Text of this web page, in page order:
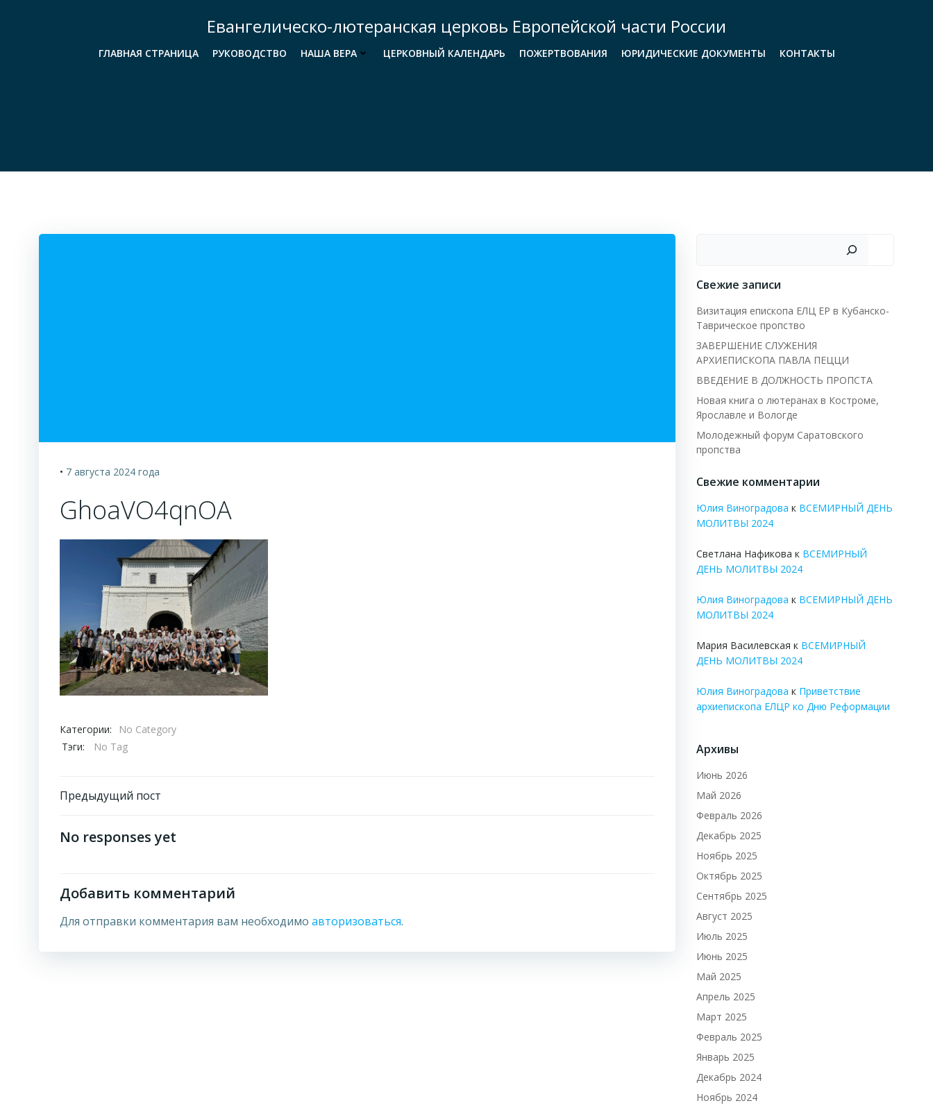
Евангелическо-лютеранская церковь Европейской части России
ГЛАВНАЯ СТРАНИЦА РУКОВОДСТВО НАША ВЕРА ЦЕРКОВНЫЙ КАЛЕНДАРЬ ПОЖЕРТВОВАНИЯ ЮРИДИЧЕСКИЕ ДОКУМЕНТЫ КОНТАКТЫ
• 7 августа 2024 года
GhoaVO4qnOA
Категории:
No Category
Тэги:
No Tag
Навигация
по
Предыдущий пост
No responses yet
Добавить комментарий
Для отправки комментария вам необходимо авторизоваться.
Свежие записи
Визитация епископа ЕЛЦ ЕР в Кубанско-
Таврическое пропство
ЗАВЕРШЕНИЕ СЛУЖЕНИЯ
АРХИЕПИСКОПА ПАВЛА ПЕЦЦИ
ВВЕДЕНИЕ В ДОЛЖНОСТЬ ПРОПСТА
Новая книга о лютеранах в Костроме,
Ярославле и Вологде
Молодежный форум Саратовского
пропства
Свежие комментарии
Юлия Виноградова к ВСЕМИРНЫЙ ДЕНЬ
МОЛИТВЫ 2024
Светлана Нафикова к ВСЕМИРНЫЙ
ДЕНЬ МОЛИТВЫ 2024
Юлия Виноградова к ВСЕМИРНЫЙ ДЕНЬ
МОЛИТВЫ 2024
Мария Василевская к ВСЕМИРНЫЙ
ДЕНЬ МОЛИТВЫ 2024
Юлия Виноградова к Приветствие
архиепископа ЕЛЦР ко Дню Реформации
Архивы
Июнь 2026
Май 2026
Февраль 2026
Декабрь 2025
Ноябрь 2025
Октябрь 2025
Сентябрь 2025
Август 2025
Июль 2025
Июнь 2025
Май 2025
Апрель 2025
Март 2025
Февраль 2025
Январь 2025
Декабрь 2024
Ноябрь 2024